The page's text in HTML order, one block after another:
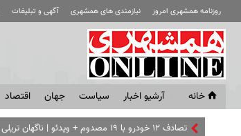
روزنامه همشهری امروز نیازمندی های همشهری آگهی و تبلیغات
خانه آرشیو اخبار سياست جهان اقتصاد
تصادف ۱۲ خودرو با ۱۹ مصدوم + ویدئو | ناگهان تریلی وارد شد و... | علت حادثه در دست بررسی است